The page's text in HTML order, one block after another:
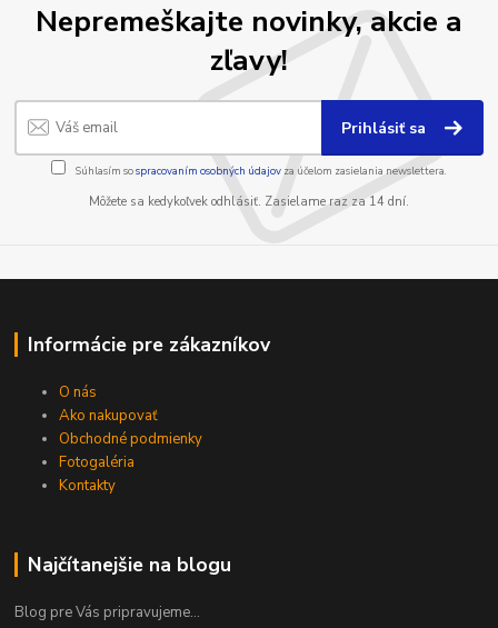
Nepremeškajte novinky, akcie a
zľavy!
Prihlásiť sa
Súhlasím sospracovaním osobných údajov za účelom zasielania newslettera.
Môžete sa kedykoľvek odhlásiť. Zasielame raz za 14 dní.
Informácie pre zákazníkov
O nás
Ako nakupovať
Obchodné podmienky
Fotogaléria
Kontakty
Najčítanejšie na blogu
Blog pre Vás pripravujeme...